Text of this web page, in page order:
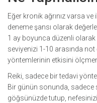
Eğer kronik ağrınız varsa
deneme şansı olarak
1 ay boyunca düzenli olarak
seviyenizi 1-10 arasında
yöntemlerinin etkisini
Reiki, sadece bir tedavi
Bir günün sonunda, sadece
göğsünüzde tutup,